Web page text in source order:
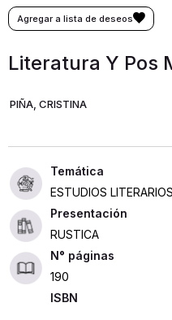
Literatura Y Pos
PIÑA, CRISTINA
ESTUDIOS
Presentación
RUSTICA
190
ISBN